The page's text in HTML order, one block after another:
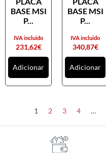
Placas gráficas
SAIS
Ventoínhas
Computadores
All-in-One
BASE MSI
P...
231,62€
IVA incluido
Adicionar
BASE MSI
P...
340,87€
IVA incluido
Adicionar
1 2 3 4 …